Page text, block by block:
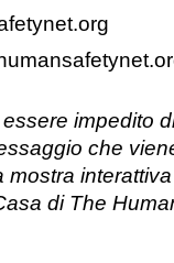
impedito
che
mostra
di The